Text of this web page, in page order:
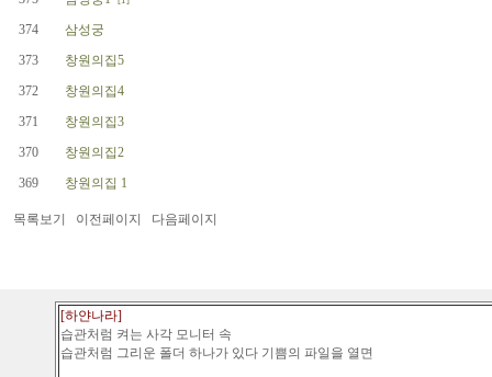
374
삼성궁
373
창원의집5
372
창원의집4
371
창원의집3
370
창원의집2
369
창원의집 1
목록보기 이전페이지 다음페이지
[하얀나라]
습관처럼 켜는 사각 모니터 속
습관처럼 그리운 폴더 하나가 있다 기쁨의 파일을 열면